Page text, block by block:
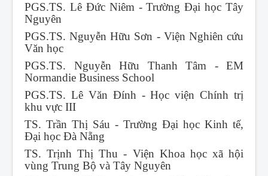
PGS.TS. Lê Đức Niêm - Trường Đại học Tây
Nguyên
PGS.TS. Nguyễn Hữu Sơn - Viện Nghiên cứu
Văn học
PGS.TS. Nguyễn Hữu Thanh Tâm - EM
Normandie Business School
PGS.TS. Lê Văn Đính - Học viện Chính trị
khu vực III
TS. Trần Thị Sáu - Trường Đại học Kinh tế,
Đại học Đà Nẵng
TS. Trịnh Thị Thu - Viện Khoa học xã hội
vùng Trung Bộ và Tây Nguyên